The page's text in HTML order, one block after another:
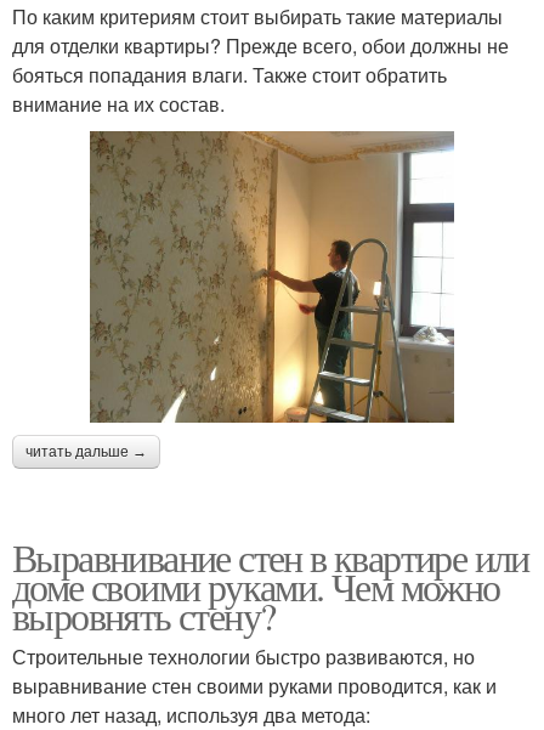
По каким критериям стоит выбирать такие материалы
для отделки квартиры? Прежде всего, обои должны не
бояться попадания влаги. Также стоит обратить
внимание на их состав.
читать дальше →
Выравнивание стен в квартире или
доме своими руками. Чем можно
выровнять стену?
Строительные технологии быстро развиваются, но
выравнивание стен своими руками проводится, как и
много лет назад, используя два метода: